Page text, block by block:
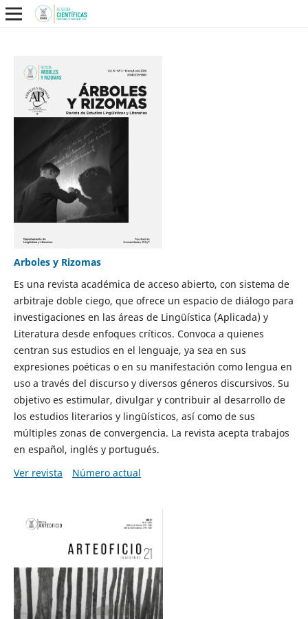
Arboles y Rizomas
Es una revista académica de acceso abierto, con sistema de
arbitraje doble ciego, que ofrece un espacio de diálogo para
investigaciones en las áreas de Lingüística (Aplicada) y
Literatura desde enfoques críticos. Convoca a quienes
centran sus estudios en el lenguaje, ya sea en sus
expresiones poéticas o en su manifestación como lengua en
uso a través del discurso y diversos géneros discursivos. Su
objetivo es estimular, divulgar y contribuir al desarrollo de
los estudios literarios y lingüísticos, así como de sus
múltiples zonas de convergencia. La revista acepta trabajos
en español, inglés y portugués.
Ver revista
Número actual